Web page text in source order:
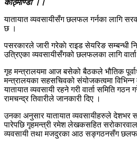
काठ्माण्डाैं ।।
यातायात व्यवसायीसँग छलफल गर्नका लागि
छ ।
पसरकारले जारी गरेकाे राइड सेयरिङ सम्बन्धी
उत्रिएका व्यवसायीसँगको छलफलका लागि
गृह मन्त्रालयमा आज बसेको बैठकले भौतिक
मन्त्रालयका सहसचिवको संयोजकत्वमा विभिन्न
यातायात व्यवसायी रहने गरी वार्ता समिति
रामचन्द्र तिवारीले जानकारी दिए ।
उनका अनुसार यातायात व्यवसायीहरुले देशभर
पारेपछि गृहमन्त्री रमेश लेखकसहित
व्यवसायी तथा मजदुरका आठ सङ्गठनसँग